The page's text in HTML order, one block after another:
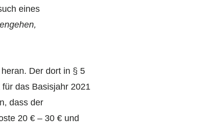
eines
Der dort in § 5
das Basisjahr 2021
dass der
20 € – 30 € und